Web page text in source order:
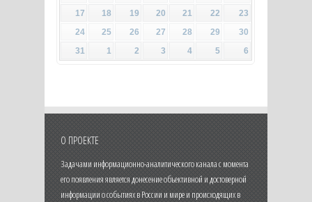
17
18 19 20 21 22
23
24
25 26 27 28 29
30
31
1 2 3 4 5 6
О ПРОЕКТЕ
Задачами информационно-аналитического канала с момента
его появления является донесение объективной и достоверной
информации о событиях в России и мире и происходящих в